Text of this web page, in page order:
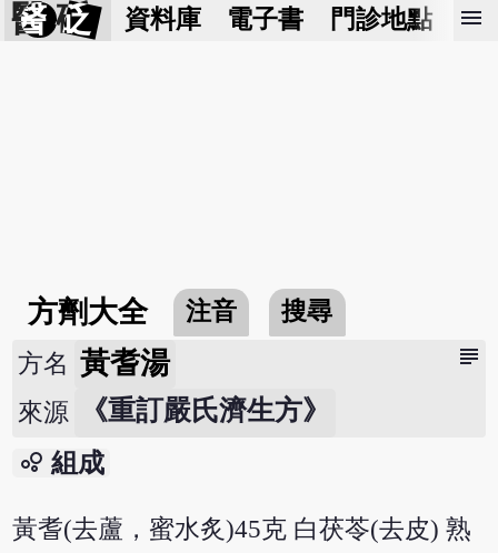
醫 砭 資料庫 電子書 門診地點 預
menu
方劑大全 注音 搜尋
subject
方名 黃耆湯
來源 《重訂嚴氏濟生方》
bubble_chart 組成
黃耆(去蘆，蜜水炙)45克 白茯苓(去皮) 熟